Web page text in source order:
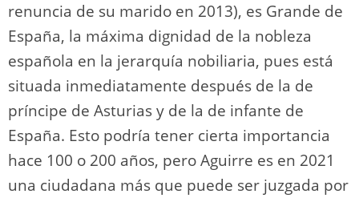
renuncia de su marido en 2013), es Grande de
España, la máxima dignidad de la nobleza
española en la jerarquía nobiliaria, pues está
situada inmediatamente después de la de
príncipe de Asturias y de la de infante de
España. Esto podría tener cierta importancia
hace 100 o 200 años, pero Aguirre es en 2021
una ciudadana más que puede ser juzgada por